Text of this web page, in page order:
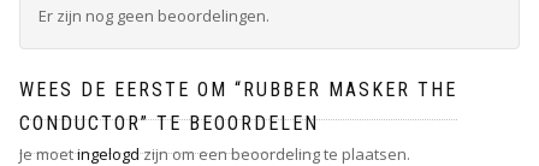
Er zijn nog geen beoordelingen.
WEES DE EERSTE OM “RUBBER MASKER THE
CONDUCTOR” TE BEOORDELEN
Je moetingelogdzijn om een beoordeling te plaatsen.